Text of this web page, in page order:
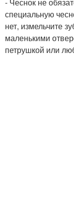
- Чеснок не
специальную
нет, измельчите
маленькими
петрушкой или